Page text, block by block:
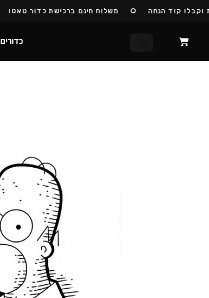
קוד הנחה משלוח חינם ברכישת כדור טאטו
כדורים